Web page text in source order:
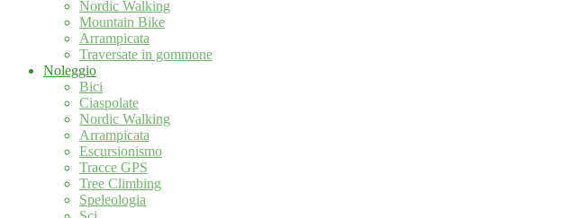
Nordic Walking
Mountain Bike
Arrampicata
Traversate in gommone
Noleggio
Bici
Ciaspolate
Nordic Walking
Arrampicata
Escursionismo
Tracce GPS
Tree Climbing
Speleologia